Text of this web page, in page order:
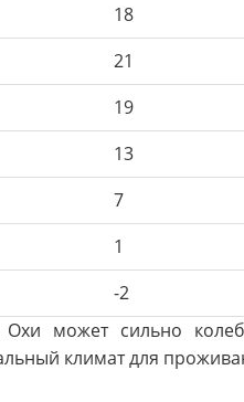
18
21
19
13
7
1
-2
Охи может сильно
климат для